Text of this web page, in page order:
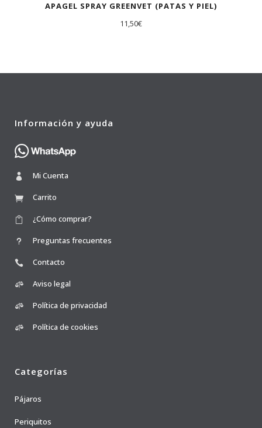
APAGEL SPRAY GREENVET (PATAS Y PIEL)
11,50€
Información y ayuda
Mi Cuenta
Carrito
¿Cómo comprar?
Preguntas frecuentes
Contacto
Aviso legal
Política de privacidad
Política de cookies
Categorías
Pájaros
Periquitos